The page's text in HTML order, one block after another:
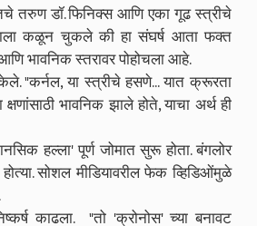
तरुण डॉ. फिनिक्स आणि एका गूढ स्त्रीचे
कळून चुकले की हा संघर्ष आता फक्त
भावनिक स्तरावर पोहोचला आहे.
"कर्नल, या स्त्रीचे हसणे... यात क्रूरता
भावनिक झाले होते, याचा अर्थ ही
हल्ला' पूर्ण जोमात सुरू होता. बंगलोर
सोशल मीडियावरील फेक व्हिडिओंमुळे
काढला. "तो 'क्रोनोस' च्या बनावट